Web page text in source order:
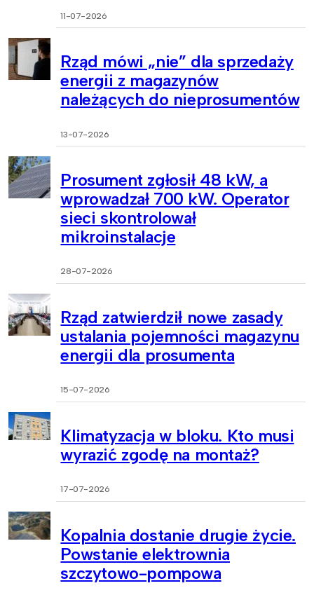
11-07-2026
Rząd mówi „nie” dla sprzedaży
energii z magazynów
należących do nieprosumentów
13-07-2026
Prosument zgłosił 48 kW, a
wprowadzał 700 kW. Operator
sieci skontrolował
mikroinstalacje
28-07-2026
Rząd zatwierdził nowe zasady
ustalania pojemności magazynu
energii dla prosumenta
15-07-2026
Klimatyzacja w bloku. Kto musi
wyrazić zgodę na montaż?
17-07-2026
Kopalnia dostanie drugie życie.
Powstanie elektrownia
szczytowo-pompowa